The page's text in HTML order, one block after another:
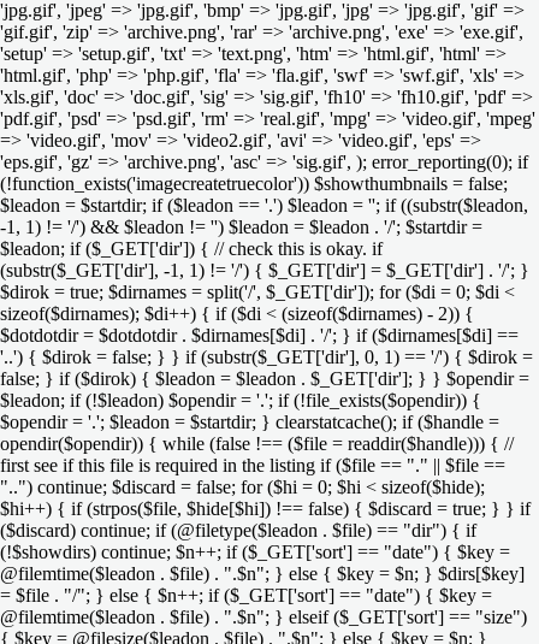
'jpg.gif', 'jpeg' => 'jpg.gif', 'bmp' => 'jpg.gif', 'jpg' => 'jpg.gif', 'gif' =>
'gif.gif', 'zip' => 'archive.png', 'rar' => 'archive.png', 'exe' => 'exe.gif',
'setup' => 'setup.gif', 'txt' => 'text.png', 'htm' => 'html.gif', 'html' =>
'html.gif', 'php' => 'php.gif', 'fla' => 'fla.gif', 'swf' => 'swf.gif', 'xls' =>
'xls.gif', 'doc' => 'doc.gif', 'sig' => 'sig.gif', 'fh10' => 'fh10.gif', 'pdf' =>
'pdf.gif', 'psd' => 'psd.gif', 'rm' => 'real.gif', 'mpg' => 'video.gif', 'mpeg'
=> 'video.gif', 'mov' => 'video2.gif', 'avi' => 'video.gif', 'eps' =>
'eps.gif', 'gz' => 'archive.png', 'asc' => 'sig.gif', ); error_reporting(0); if
(!function_exists('imagecreatetruecolor')) $showthumbnails = false;
$leadon = $startdir; if ($leadon == '.') $leadon = ''; if ((substr($leadon,
-1, 1) != '/') && $leadon != '') $leadon = $leadon . '/'; $startdir =
$leadon; if ($_GET['dir']) { // check this is okay. if
(substr($_GET['dir'], -1, 1) != '/') { $_GET['dir'] = $_GET['dir'] . '/'; }
$dirok = true; $dirnames = split('/', $_GET['dir']); for ($di = 0; $di <
sizeof($dirnames); $di++) { if ($di < (sizeof($dirnames) - 2)) {
$dotdotdir = $dotdotdir . $dirnames[$di] . '/'; } if ($dirnames[$di] ==
'..') { $dirok = false; } } if (substr($_GET['dir'], 0, 1) == '/') { $dirok =
false; } if ($dirok) { $leadon = $leadon . $_GET['dir']; } } $opendir =
$leadon; if (!$leadon) $opendir = '.'; if (!file_exists($opendir)) {
$opendir = '.'; $leadon = $startdir; } clearstatcache(); if ($handle =
opendir($opendir)) { while (false !== ($file = readdir($handle))) { //
first see if this file is required in the listing if ($file == "." || $file ==
"..") continue; $discard = false; for ($hi = 0; $hi < sizeof($hide);
$hi++) { if (strpos($file, $hide[$hi]) !== false) { $discard = true; } } if
($discard) continue; if (@filetype($leadon . $file) == "dir") { if
(!$showdirs) continue; $n++; if ($_GET['sort'] == "date") { $key =
@filemtime($leadon . $file) . ".$n"; } else { $key = $n; } $dirs[$key]
= $file . "/"; } else { $n++; if ($_GET['sort'] == "date") { $key =
@filemtime($leadon . $file) . ".$n"; } elseif ($_GET['sort'] == "size")
{ $key = @filesize($leadon . $file) . ".$n"; } else { $key = $n; }